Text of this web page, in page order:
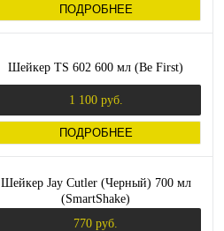
ПОДРОБНЕЕ
Шейкер TS 602 600 мл (Be First)
1 100 руб.
ПОДРОБНЕЕ
Шейкер Jay Cutler (Черный) 700 мл
(SmartShake)
770 руб.